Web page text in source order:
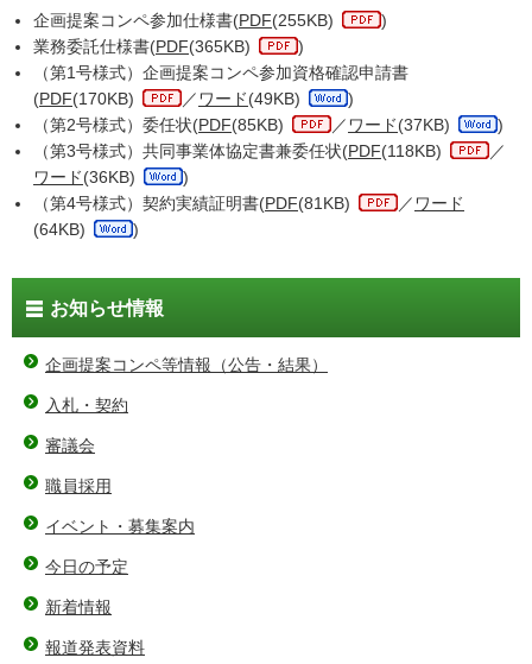
企画提案コンペ参加仕様書(PDF(255KB)
)
業務委託仕様書(PDF(365KB)
)
（第1号様式）企画提案コンペ参加資格確認申請書
(PDF(170KB) ／ ワード(49KB)
)
（第2号様式）委任状(PDF(85KB) ／ ワード(37KB)
)
（第3号様式）共同事業体協定書兼委任状(PDF(118KB)
／
ワード(36KB)
)
（第4号様式）契約実績証明書(PDF(81KB) ／ ワード
(64KB)
)
お知らせ情報
企画提案コンペ等情報（公告・結果）
入札・契約
審議会
職員採用
イベント・募集案内
今日の予定
新着情報
報道発表資料